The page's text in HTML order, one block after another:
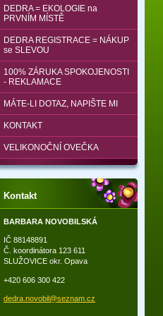
DEDRA = EKOLOGIE na
PRVNÍM MÍSTĚ
DEDRA REGISTRACE = NÁKUP
se SLEVOU
100% ZÁRUKA SPOKOJENOSTI
- REKLAMACE
MÁTE-LI DOTAZ, NAPIŠTE MI
KONTAKT
VELIKONOČNÍ OVEČKA
Kontakt
BARBARA NOVOBILSKÁ
IČ 88148891
Č. koordinátora 123 611
SLUŽOVICE okr. Opava
+420 606 300 422
dedra.novobil@seznam.cz